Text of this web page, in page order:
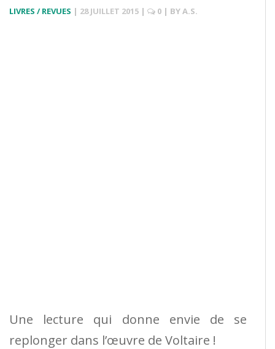
LIVRES / REVUES | 28 JUILLET 2015 | 0 | BYA.S.
Une lecture qui donne envie de se
replonger dans l’œuvre de Voltaire !